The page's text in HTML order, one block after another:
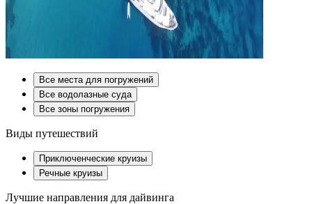
Все места для погружений
Все водолазные суда
Все зоны погружения
Виды путешествий
Приключенческие круизы
Речные круизы
Лучшие направления для дайвинга